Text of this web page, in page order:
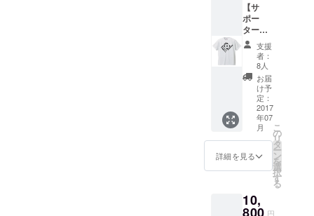
【サ
ポー
ター
グッ
ズ・T
シャツ
コー
ス】 ・
MEGAS
TOPPE
R DOMI
デザイ
ン・サ
ポー
ターT
シャツ
ntチ
ケット
支援
者：
8人
お届
け予
定：
2017
年07
月
詳細を見る
こ
の
リ
タ
ー
ン
を
選
択
す
る
10,
円